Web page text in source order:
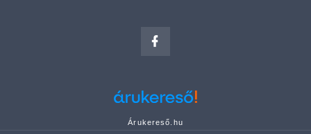
Árukereső.hu